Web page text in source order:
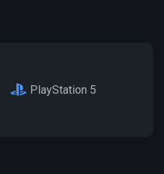
PlayStation 5